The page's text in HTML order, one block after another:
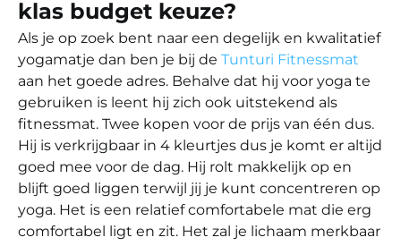
klas budget keuze?
Als je op zoek bent naar een degelijk en kwalitatief
yogamatje dan ben je bij de Tunturi Fitnessmat
aan het goede adres. Behalve dat hij voor yoga te
gebruiken is leent hij zich ook uitstekend als
fitnessmat. Twee kopen voor de prijs van één dus.
Hij is verkrijgbaar in 4 kleurtjes dus je komt er altijd
goed mee voor de dag. Hij rolt makkelijk op en
blijft goed liggen terwijl jij je kunt concentreren op
yoga. Het is een relatief comfortabele mat die erg
comfortabel ligt en zit. Het zal je lichaam merkbaar